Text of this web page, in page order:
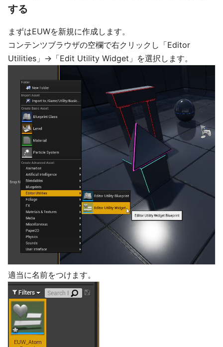
する
まずはEUWを新規に作成します。
コンテンツブラウザの空欄で右クリックし「Editor
Utilities」→「Edit Utility Widget」を選択します。
適当に名前をつけます。